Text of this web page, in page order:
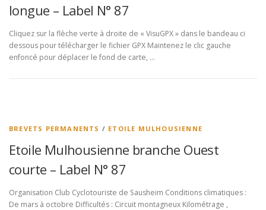
longue – Label N° 87
Cliquez sur la flèche verte à droite de « VisuGPX » dans le bandeau ci
dessous pour télécharger le fichier GPX Maintenez le clic gauche
enfoncé pour déplacer le fond de carte, …
BREVETS PERMANENTS / ETOILE MULHOUSIENNE
Etoile Mulhousienne branche Ouest
courte – Label N° 87
Organisation Club Cyclotouriste de Sausheim Conditions climatiques :
De mars à octobre Difficultés : Circuit montagneux Kilométrage ,